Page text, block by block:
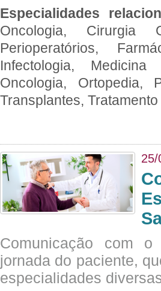
Especialidades
Oncologia, Cirurgia
Perioperatórios,
Infectologia, Medicina
Oncologia, Ortopedia,
Transplantes,
25/
Comunicação com
jornada do paciente,
especialidades